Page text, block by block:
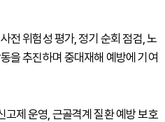
전 위험성 평가, 정기 순회 점검, 노
을 추진하며 중대재해 예방에 기여
제 운영, 근골격계 질환 예방 보호